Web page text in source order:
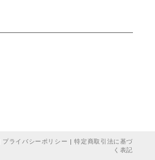
プライバシーポリシー |特定商取引法に基づ
く表記